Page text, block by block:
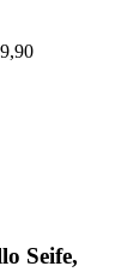
Seife,